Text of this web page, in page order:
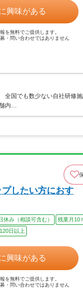
興味がある
を無料でご提供します。
・問い合わせではありません
全国でも数少ない自社研修
内…
したい方におす
休み（相談可含む）
残業月10
日以上
興味がある
を無料でご提供します。
・問い合わせではありません